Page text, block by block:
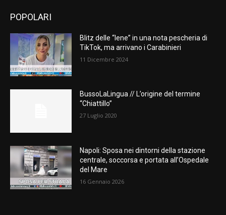
POPOLARI
Blitz delle “Iene” in una nota pescheria di
TikTok, ma arrivano i Carabinieri
11 Dicembre 2024
BussoLaLingua // L’origine del termine
“Chiattillo”
27 Luglio 2020
Napoli: Sposa nei dintorni della stazione
centrale, soccorsa e portata all’Ospedale
del Mare
16 Gennaio 2026